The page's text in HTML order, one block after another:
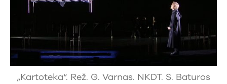
„Kartoteka“. Rež. G. Varnas. NKDT. S. Baturos